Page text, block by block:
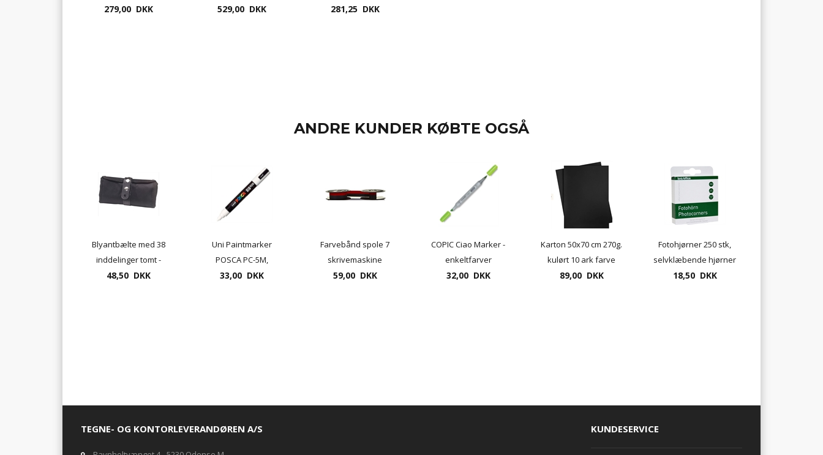
279,00 DKK
Standard
529,00 DKK
farver
281,25 DKK
ANDRE KUNDER KØBTE OGSÅ
Blyantbælte med 38
inddelinger tomt -
mange farver
48,50 DKK
Uni Paintmarker
POSCA PC-5M,
tykkelse 2,5mm
33,00 DKK
Farvebånd spole 7
skrivemaskine
sort/rød eller sort -
59,00 DKK
COPIC Ciao Marker -
enkeltfarver
32,00 DKK
Karton 50x70 cm 270g.
kulørt 10 ark farve
sort eller hvid
89,00 DKK
Fotohjørner 250 stk,
selvklæbende hjørner
18,50 DKK
TEGNE- OG KONTORLEVERANDØREN A/S KUNDESERVICE